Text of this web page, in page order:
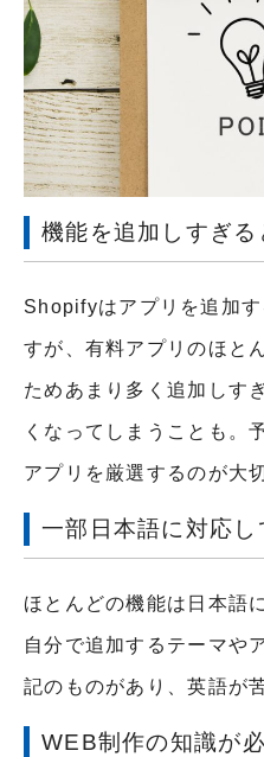
機能を追加しすぎ
Shopifyはアプリを追加
すが、有料アプリのほと
ためあまり多く追加しす
くなってしまうことも。
アプリを厳選するのが大
一部日本語に対応
ほとんどの機能は日本語
自分で追加するテーマや
記のものがあり、英語が
WEB制作の知識が